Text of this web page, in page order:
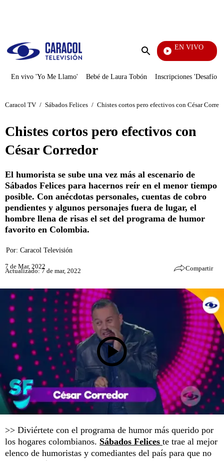
Enviar
EN VIVO
Rafael Orozco
En vivo 'Yo Me Llamo' Bebé de Laura Tobón Inscripciones 'Desafío'
Caracol TV / Sábados Felices / Chistes cortos pero efectivos con César
Chistes cortos pero efectivos con
César Corredor
El humorista se sube una vez más al escenario de
Sábados Felices para hacernos reír en el menor tiempo
posible. Con anécdotas personales, cuentas de cobro
pendientes y algunos personajes fuera de lugar, el
hombre llena de risas el set del programa de humor
favorito en Colombia.
Por: Caracol Televisión
7 de Mar, 2022
Actualizado: 7 de mar, 2022 Compartir
>> Diviértete con el programa de humor más querido por
los hogares colombianos. Sábados Felices te trae al mejor
elenco de humoristas y comediantes del país para que no